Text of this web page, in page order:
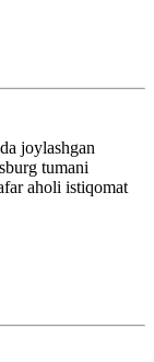
joylashgan
tumani
aholi istiqomat